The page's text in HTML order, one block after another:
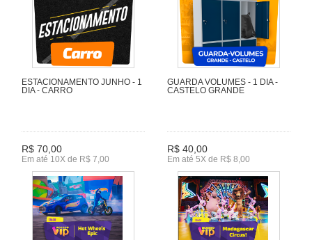
ESTACIONAMENTO JUNHO - 1
DIA - CARRO
R$ 70,00
Em até 10X de R$ 7,00
GUARDA VOLUMES - 1 DIA -
CASTELO GRANDE
R$ 40,00
Em até 5X de R$ 8,00